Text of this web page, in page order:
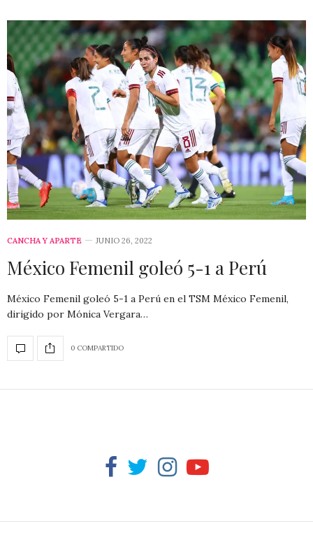
CANCHA Y APARTE JUNIO 26, 2022
México Femenil goleó 5-1 a Perú
México Femenil goleó 5-1 a Perú en el TSM México Femenil,
dirigido por Mónica Vergara…
0 COMPARTIDO